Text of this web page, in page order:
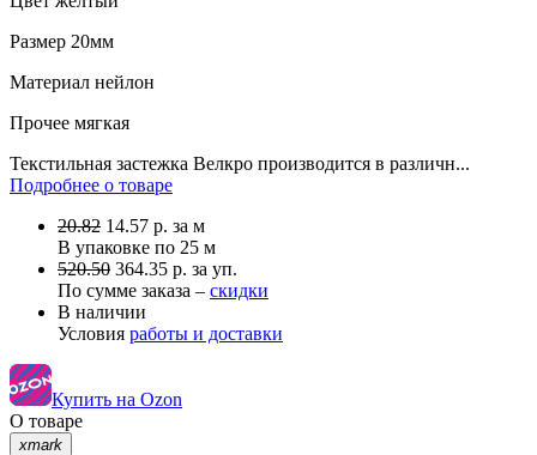
Размер 20мм
Материал нейлон
Прочее мягкая
Текстильная застежка Велкро производится в различн...
Подробнее о товаре
20.82 14.57 р. за м
В упаковке по 25 м
520.50 364.35 р. за уп.
По сумме заказа – скидки
В наличии
Условия работы и доставки
Купить на Ozon
О товаре
xmark